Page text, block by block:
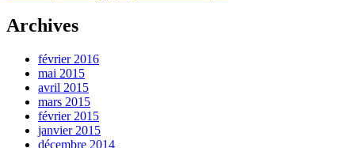
Archives
février 2016
mai 2015
avril 2015
mars 2015
février 2015
janvier 2015
décembre 2014